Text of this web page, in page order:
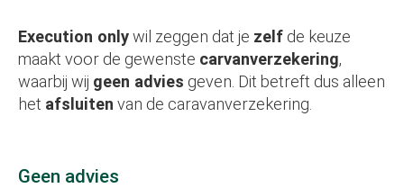
Execution onlywil zeggen dat je zelf de keuze
maakt voor de gewenste carvanverzekering,
waarbij wij geen advies geven. Dit betreft dus alleen
het afsluiten van de caravanverzekering.
Geen advies